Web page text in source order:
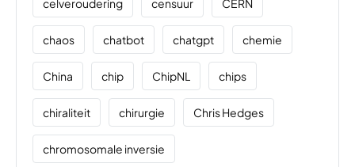
celveroudering censuur CERN
chaos chatbot chatgpt chemie
China chip ChipNL chips
chiraliteit chirurgie Chris Hedges
chromosomale inversie